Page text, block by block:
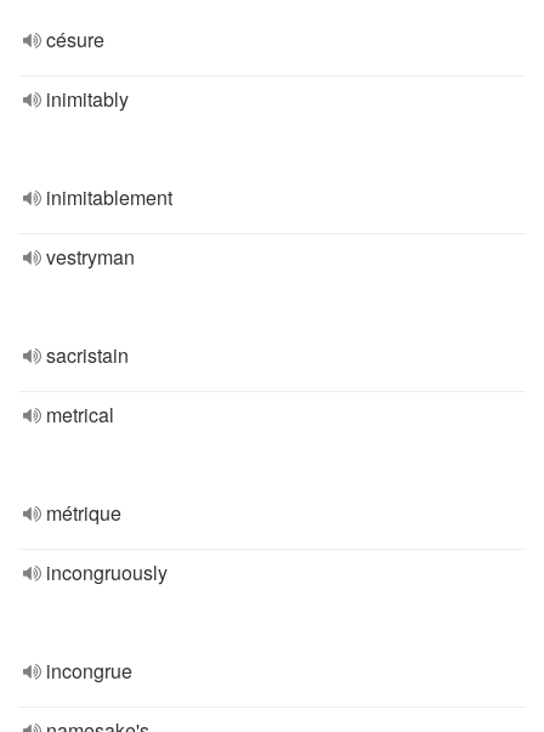
césure
inimitably
inimitablement
vestryman
sacristain
metrical
métrique
incongruously
incongrue